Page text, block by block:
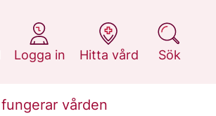
Logga in
på 1177.se
Hitta vård
på 1177.se
Sök
på 1177.se
vården